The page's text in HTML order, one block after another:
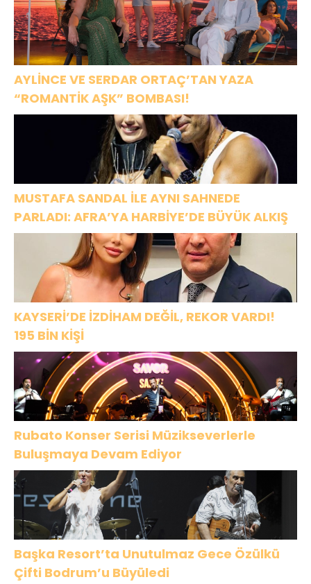
AYLİNCE VE SERDAR ORTAÇ’TAN YAZA
“ROMANTİK AŞK” BOMBASI!
MUSTAFA SANDAL İLE AYNI SAHNEDE
PARLADI: AFRA’YA HARBİYE’DE BÜYÜK ALKIŞ
KAYSERİ’DE İZDİHAM DEĞİL, REKOR VARDI!
195 BİN KİŞİ
Rubato Konser Serisi Müzikseverlerle
Buluşmaya Devam Ediyor
Başka Resort’ta Unutulmaz Gece Özülkü
Çifti Bodrum’u Büyüledi